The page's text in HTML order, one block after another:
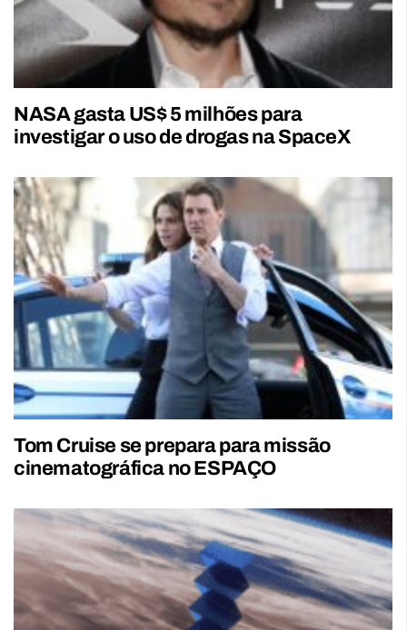
NASA gasta US$ 5 milhões para
investigar o uso de drogas na SpaceX
Tom Cruise se prepara para missão
cinematográfica no ESPAÇO